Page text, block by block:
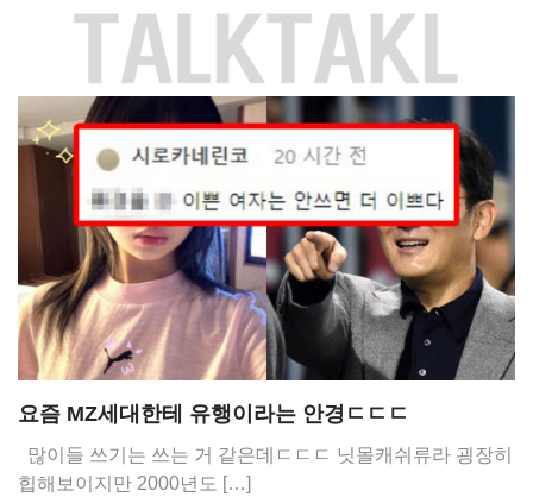
요즘 MZ세대한테 유행이라는 안경ㄷㄷㄷ
많이들 쓰기는 쓰는 거 같은데ㄷㄷㄷ 닛몰캐쉬류라 굉장히
힙해보이지만 2000년도 […]